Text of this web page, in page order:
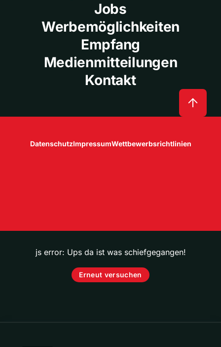
Jobs
Werbemöglichkeiten
Empfang
Medienmitteilungen
Kontakt
DatenschutzImpressumWettbewerbsrichtlinien
js error: Ups da ist was schiefgegangen!
Erneut versuchen